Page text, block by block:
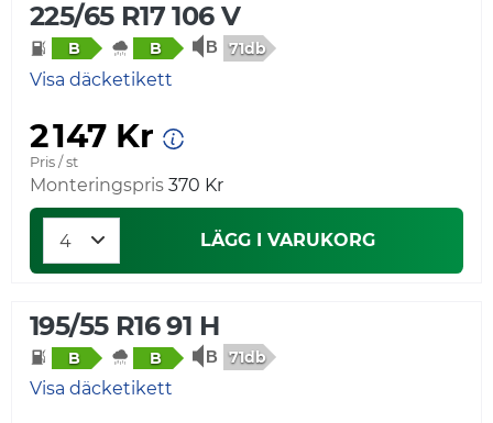
225/65 R17 106 V
B B 71db
Visa däcketikett
2 147 Kr
Pris / st
Monteringspris 370 Kr
LÄGG I VARUKORG
195/55 R16 91 H
B B 71db
Visa däcketikett